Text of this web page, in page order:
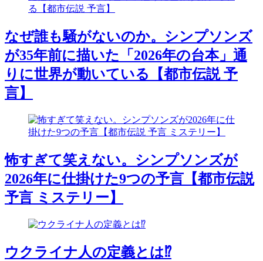
なぜ誰も騒がないのか。シンプソンズ
が35年前に描いた「2026年の台本」通
りに世界が動いている【都市伝説 予
言】
怖すぎて笑えない。シンプソンズが
2026年に仕掛けた9つの予言【都市伝説
予言 ミステリー】
ウクライナ人の定義とは⁉️